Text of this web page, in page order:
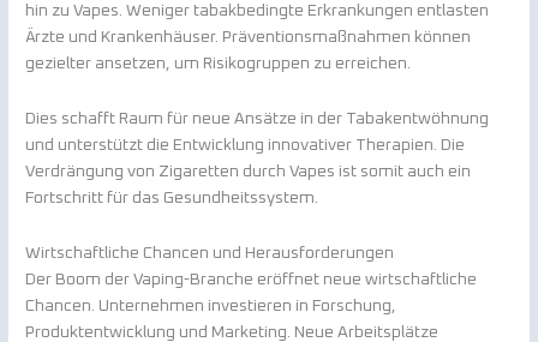
hin zu Vapes. Weniger tabakbedingte Erkrankungen entlasten
Ärzte und Krankenhäuser. Präventionsmaßnahmen können
gezielter ansetzen, um Risikogruppen zu erreichen.
Dies schafft Raum für neue Ansätze in der Tabakentwöhnung
und unterstützt die Entwicklung innovativer Therapien. Die
Verdrängung von Zigaretten durch Vapes ist somit auch ein
Fortschritt für das Gesundheitssystem.
Wirtschaftliche Chancen und Herausforderungen
Der Boom der Vaping-Branche eröffnet neue wirtschaftliche
Chancen. Unternehmen investieren in Forschung,
Produktentwicklung und Marketing. Neue Arbeitsplätze